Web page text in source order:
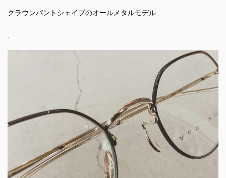
クラウンパントシェイプのオールメタルモデル